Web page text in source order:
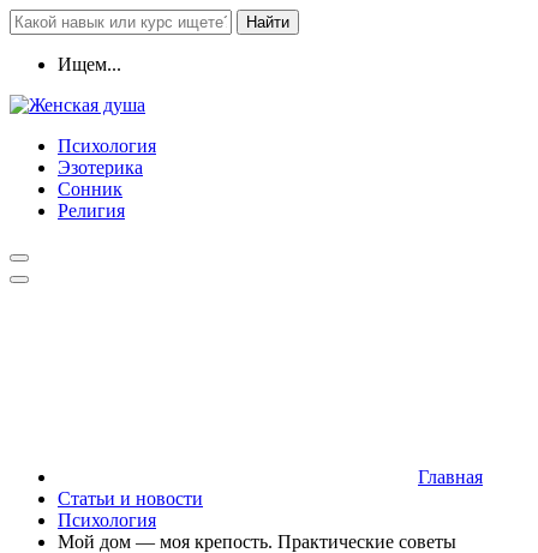
Найти
Ищем...
Психология
Эзотерика
Сонник
Религия
Главная
Статьи и новости
Психология
Мой дом — моя крепость. Практические советы